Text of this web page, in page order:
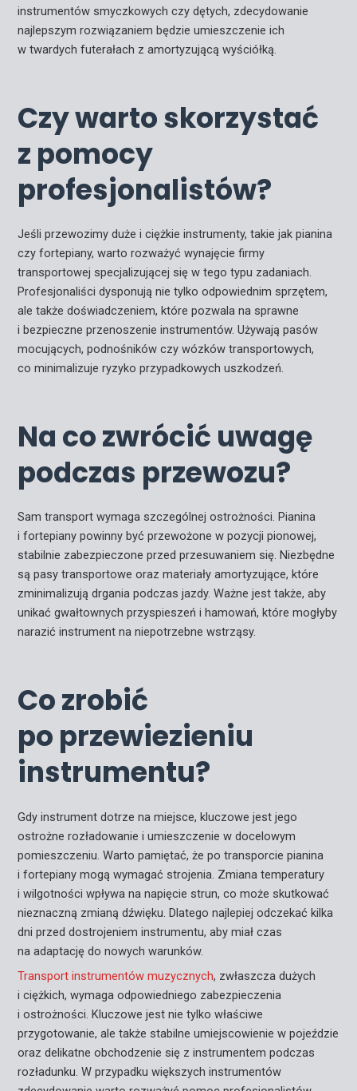
instrumentów smyczkowych czy dętych, zdecydowanie
najlepszym rozwiązaniem będzie umieszczenie ich
w twardych futerałach z amortyzującą wyściółką.
Czy warto skorzystać
z pomocy
profesjonalistów?
Jeśli przewozimy duże i ciężkie instrumenty, takie jak pianina
czy fortepiany, warto rozważyć wynajęcie firmy
transportowej specjalizującej się w tego typu zadaniach.
Profesjonaliści dysponują nie tylko odpowiednim sprzętem,
ale także doświadczeniem, które pozwala na sprawne
i bezpieczne przenoszenie instrumentów. Używają pasów
mocujących, podnośników czy wózków transportowych,
co minimalizuje ryzyko przypadkowych uszkodzeń.
Na co zwrócić uwagę
podczas przewozu?
Sam transport wymaga szczególnej ostrożności. Pianina
i fortepiany powinny być przewożone w pozycji pionowej,
stabilnie zabezpieczone przed przesuwaniem się. Niezbędne
są pasy transportowe oraz materiały amortyzujące, które
zminimalizują drgania podczas jazdy. Ważne jest także, aby
unikać gwałtownych przyspieszeń i hamowań, które mogłyby
narazić instrument na niepotrzebne wstrząsy.
Co zrobić
po przewiezieniu
instrumentu?
Gdy instrument dotrze na miejsce, kluczowe jest jego
ostrożne rozładowanie i umieszczenie w docelowym
pomieszczeniu. Warto pamiętać, że po transporcie pianina
i fortepiany mogą wymagać strojenia. Zmiana temperatury
i wilgotności wpływa na napięcie strun, co może skutkować
nieznaczną zmianą dźwięku. Dlatego najlepiej odczekać kilka
dni przed dostrojeniem instrumentu, aby miał czas
na adaptację do nowych warunków.
Transport instrumentów muzycznych, zwłaszcza dużych
i ciężkich, wymaga odpowiedniego zabezpieczenia
i ostrożności. Kluczowe jest nie tylko właściwe
przygotowanie, ale także stabilne umiejscowienie w pojeździe
oraz delikatne obchodzenie się z instrumentem podczas
rozładunku. W przypadku większych instrumentów